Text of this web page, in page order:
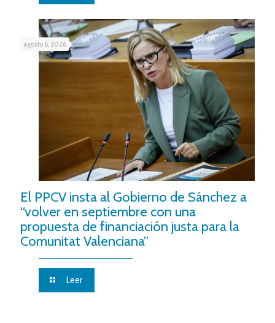
agosto 6, 2026
El PPCV insta al Gobierno de Sánchez a
“volver en septiembre con una
propuesta de financiación justa para la
Comunitat Valenciana”
Leer